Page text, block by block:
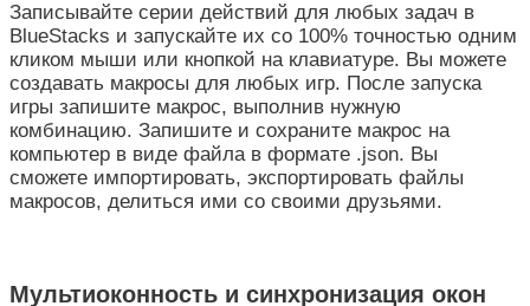
Записывайте серии действий для любых задач в
BlueStacks и запускайте их со 100% точностью одним
кликом мыши или кнопкой на клавиатуре. Вы можете
создавать макросы для любых игр. После запуска
игры запишите макрос, выполнив нужную
комбинацию. Запишите и сохраните макрос на
компьютер в виде файла в формате .json. Вы
сможете импортировать, экспортировать файлы
макросов, делиться ими со своими друзьями.
Мультиоконность и синхронизация окон